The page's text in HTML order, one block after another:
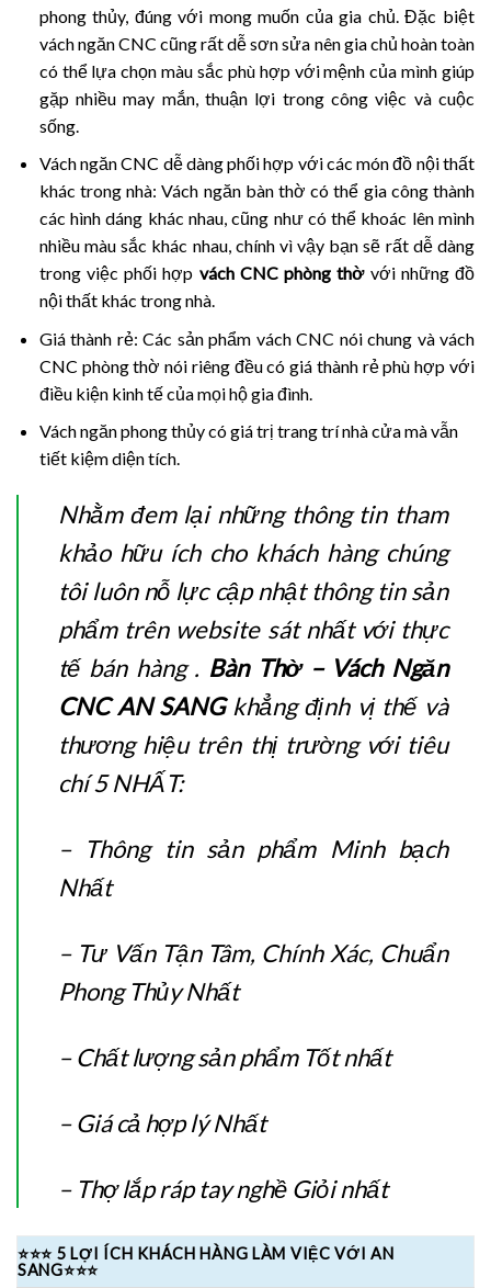
phong thủy, đúng với mong muốn của gia chủ. Đặc biệt
vách ngăn CNC cũng rất dễ sơn sửa nên gia chủ hoàn toàn
có thể lựa chọn màu sắc phù hợp với mệnh của mình giúp
gặp nhiều may mắn, thuận lợi trong công việc và cuộc
sống.
Vách ngăn CNC dễ dàng phối hợp với các món đồ nội thất
khác trong nhà: Vách ngăn bàn thờ có thể gia công thành
các hình dáng khác nhau, cũng như có thể khoác lên mình
nhiều màu sắc khác nhau, chính vì vậy bạn sẽ rất dễ dàng
trong việc phối hợp vách CNC phòng thờvới những đồ
nội thất khác trong nhà.
Giá thành rẻ: Các sản phẩm vách CNC nói chung và vách
CNC phòng thờ nói riêng đều có giá thành rẻ phù hợp với
điều kiện kinh tế của mọi hộ gia đình.
Vách ngăn phong thủy có giá trị trang trí nhà cửa mà vẫn
tiết kiệm diện tích.
Nhằm đem lại những thông tin tham
khảo hữu ích cho khách hàng chúng
tôi luôn nỗ lực cập nhật thông tin sản
phẩm trên website sát nhất với thực
tế bán hàng . Bàn Thờ – Vách Ngăn
CNC AN SANGkhẳng định vị thế và
thương hiệu trên thị trường với tiêu
chí 5 NHẤT:
– Thông tin sản phẩm Minh bạch
Nhất
– Tư Vấn Tận Tâm, Chính Xác, Chuẩn
Phong Thủy Nhất
– Chất lượng sản phẩm Tốt nhất
– Giá cả hợp lý Nhất
– Thợ lắp ráp tay nghề Giỏi nhất
⭐⭐⭐ 5 LỢI ÍCH KHÁCH HÀNG LÀM VIỆC VỚI AN
SANG⭐⭐⭐